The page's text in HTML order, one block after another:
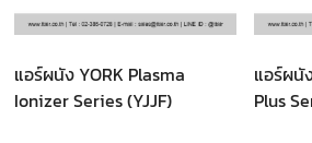
แอร์ผนัง YORK Plasma
Ionizer Series (YJJF)
แอร์ผนั
Plus